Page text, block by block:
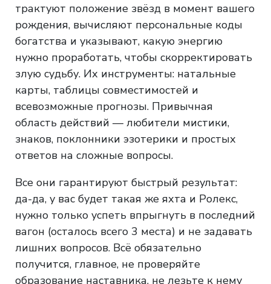
трактуют положение звёзд в момент вашего
рождения, вычисляют персональные коды
богатства и указывают, какую энергию
нужно проработать, чтобы скорректировать
злую судьбу. Их инструменты: натальные
карты, таблицы совместимостей и
всевозможные прогнозы. Привычная
область действий — любители мистики,
знаков, поклонники эзотерики и простых
ответов на сложные вопросы.
Все они гарантируют быстрый результат:
да-да, у вас будет такая же яхта и Ролекс,
нужно только успеть впрыгнуть в последний
вагон (осталось всего 3 места) и не задавать
лишних вопросов. Всё обязательно
получится, главное, не проверяйте
образование наставника, не лезьте к нему